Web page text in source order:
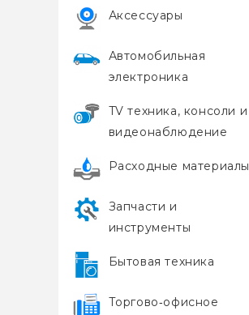
Аксессуары
Автомобильная
электроника
TV техника, консоли и
видеонаблюдение
Расходные материалы
Запчасти и
инструменты
Бытовая техника
Торгово‑офисное